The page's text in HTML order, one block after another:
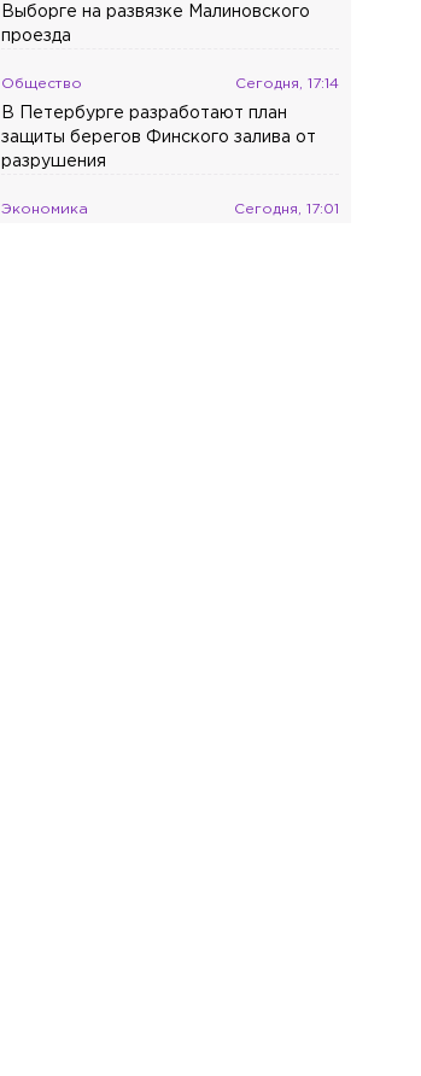
Выборге на развязке Малиновского
проезда
Общество Сегодня, 17:14
В Петербурге разработают план
защиты берегов Финского залива от
разрушения
Экономика Сегодня, 17:01